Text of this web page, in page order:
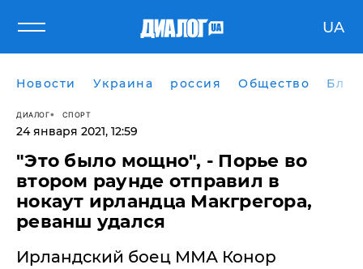
UA
Новости Украина россия Общество
ДИАЛОГ СПОРТ
24 января 2021, 12:59
​"Это было мощно", - Порье во
втором раунде отправил в
нокаут ирландца Макгрегора,
реванш удался
Ирландский боец ММА Конор